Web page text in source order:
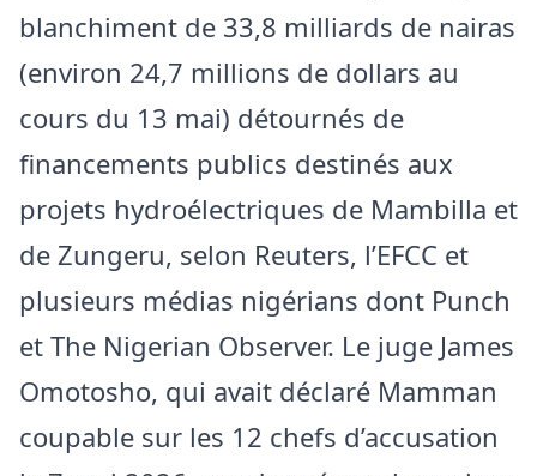
blanchiment de 33,8 milliards de nairas
(environ 24,7 millions de dollars au
cours du 13 mai) détournés de
financements publics destinés aux
projets hydroélectriques de Mambilla et
de Zungeru, selon Reuters, l’EFCC et
plusieurs médias nigérians dont Punch
et The Nigerian Observer. Le juge James
Omotosho, qui avait déclaré Mamman
coupable sur les 12 chefs d’accusation